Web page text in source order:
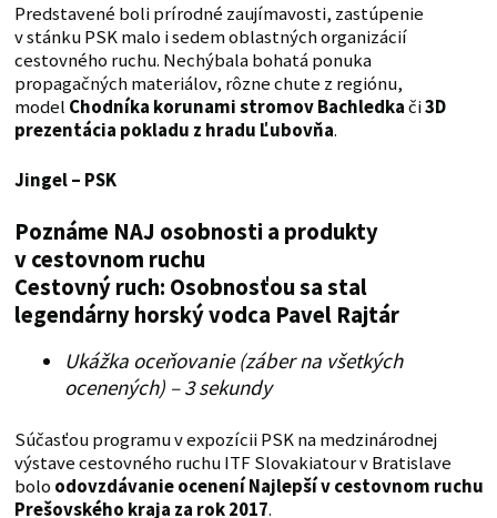
Predstavené boli prírodné zaujímavosti, zastúpenie
v stánku PSK malo i sedem oblastných organizácií
cestovného ruchu. Nechýbala bohatá ponuka
propagačných materiálov, rôzne chute z regiónu,
model Chodníka korunami stromov Bachledkači3D
prezentácia pokladu z hradu Ľubovňa.
Jingel – PSK
Poznáme NAJ osobnosti a produkty
v cestovnom ruchu
Cestovný ruch: Osobnosťou sa stal
legendárny horský vodca Pavel Rajtár
Ukážka oceňovanie (záber na všetkých
ocenených) – 3 sekundy
Súčasťou programu v expozícii PSK na medzinárodnej
výstave cestovného ruchu ITF Slovakiatour v Bratislave
bolo odovzdávanie ocenení Najlepší v cestovnom ruchu
Prešovského kraja za rok 2017.